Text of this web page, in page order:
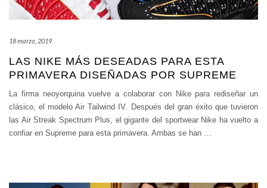
18 marzo, 2019
LAS NIKE MÁS DESEADAS PARA ESTA
PRIMAVERA DISEÑADAS POR SUPREME
La firma neoyorquina vuelve a colaborar con Nike para rediseñar un
clásico, el modelo Air Tailwind IV. Después del gran éxito que tuvieron
las Air Streak Spectrum Plus, el gigante del sportwear Nike ha vuelto a
confiar en Supreme para esta primavera. Ambas se han